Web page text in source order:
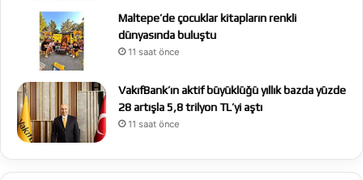
Maltepe’de çocuklar kitapların renkli
dünyasında buluştu
11 saat önce
VakıfBank’ın aktif büyüklüğü yıllık bazda yüzde
28 artışla 5,8 trilyon TL’yi aştı
11 saat önce